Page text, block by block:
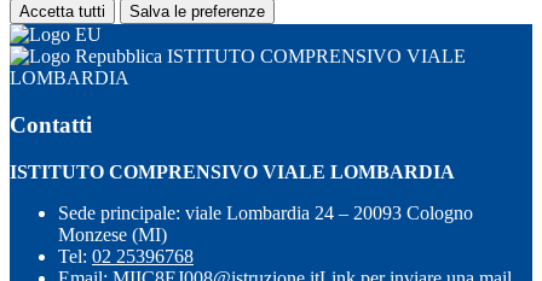
Accetta tutti Salva le preferenze
ISTITUTO COMPRENSIVO VIALE
LOMBARDIA
Contatti
ISTITUTO COMPRENSIVO VIALE LOMBARDIA
Sede principale: viale Lombardia 24 – 20093 Cologno
Monzese (MI)
Tel: 02 25396768